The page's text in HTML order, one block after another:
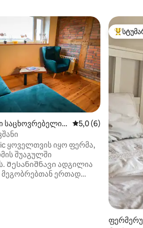
საცხოვრებელი
საშუალო
5,0 (6)
ყოველთვის იყო ფერმა,
შუაგულში
Შესანიშნავი ადგილია
მეგობრებთან ერთად